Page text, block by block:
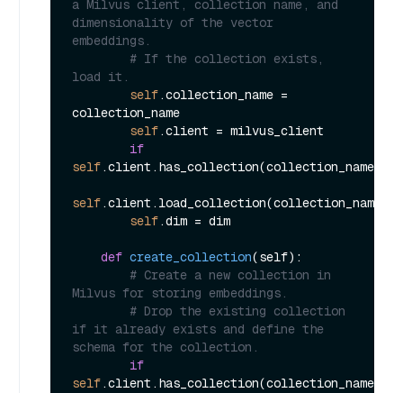
a Milvus client, collection name, and
dimensionality of the vector
embeddings.
# If the collection exists,
load it.
self.collection_name =
collection_name
self.client = milvus_client
if
self.client.has_collection(collection_name=
self.client.load_collection(collection_name)
self.dim = dim
def create_collection(self):
# Create a new collection in
Milvus for storing embeddings.
# Drop the existing collection
if it already exists and define the
schema for the collection.
if
self.client.has_collection(collection_name=